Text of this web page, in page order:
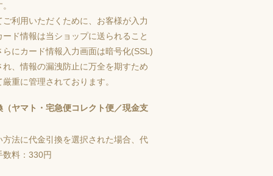
ご利用いただくために、お客様が入力
ード情報は当ショップに送られること
らにカード情報入力画面は暗号化(SSL)
れ、情報の漏洩防止に万全を期すため
厳重に管理されております。
（ヤマト・宅急便コレクト便／現金支
方法に代金引換を選択された場合、代
数料：330円